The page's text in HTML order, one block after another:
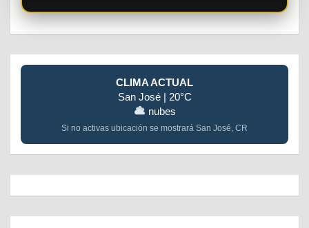
CLIMA ACTUAL
San José | 20°C
nubes
Si no activas ubicación se mostrará San José, CR